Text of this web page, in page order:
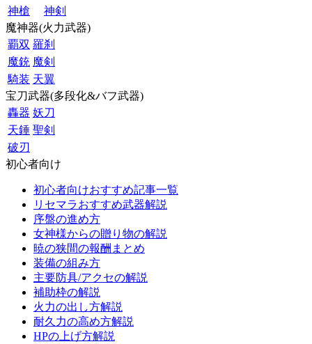
神槍
神剣
魔神器(火力武器)
覇双 羅刹
魔銃 魔剣
騎装 天翼
宝刀武器(多段化&バフ武器)
轟器 妖刀
天錘 聖剣
破刃
初心者向け
初心者向けおすすめ記事一覧
リセマラおすすめ武器解説
序盤の進め方
女神様からの贈り物の解説
暁の狭間の報酬まとめ
装備の組み方
主要防具/アクセの解説
補助枠の解説
火力の出し方解説
耐久力の高め方解説
HPの上げ方解説